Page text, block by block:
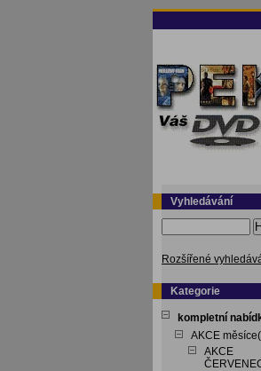
Vyhledávání
Rozšířené
Kategorie
kompletní
AKCE
AKCE